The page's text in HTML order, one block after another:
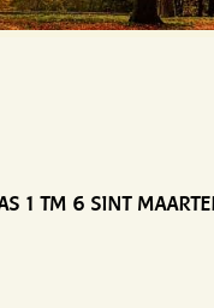
1 TM 6 SINT